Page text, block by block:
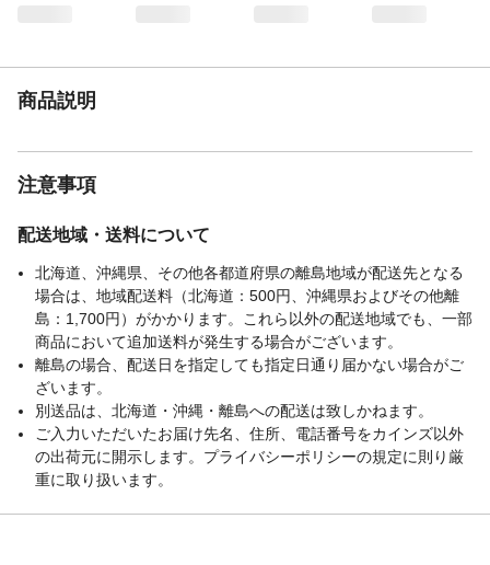
商品説明
注意事項
配送地域・送料について
北海道、沖縄県、その他各都道府県の離島地域が配送先となる
場合は、地域配送料（北海道：500円、沖縄県およびその他離
島：1,700円）がかかります。これら以外の配送地域でも、一部
商品において追加送料が発生する場合がございます。
離島の場合、配送日を指定しても指定日通り届かない場合がご
ざいます。
別送品は、北海道・沖縄・離島への配送は致しかねます。
ご入力いただいたお届け先名、住所、電話番号をカインズ以外
の出荷元に開示します。プライバシーポリシーの規定に則り厳
重に取り扱います。